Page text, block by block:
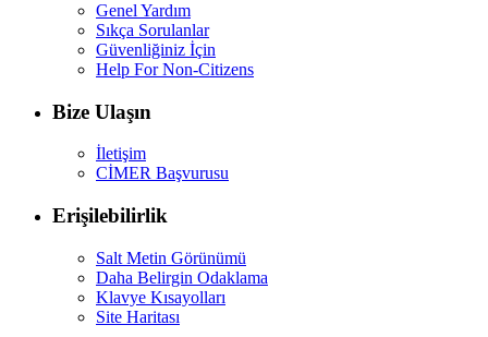
Genel Yardım
Sıkça Sorulanlar
Güvenliğiniz İçin
Help For Non-Citizens
Bize Ulaşın
İletişim
CİMER Başvurusu
Erişilebilirlik
Salt Metin Görünümü
Daha Belirgin Odaklama
Klavye Kısayolları
Site Haritası